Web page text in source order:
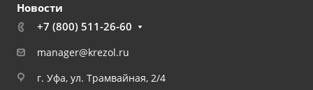
Новости
+7 (800) 511-26-60
manager@krezol.ru
г. Уфа, ул. Трамвайная, 2/4